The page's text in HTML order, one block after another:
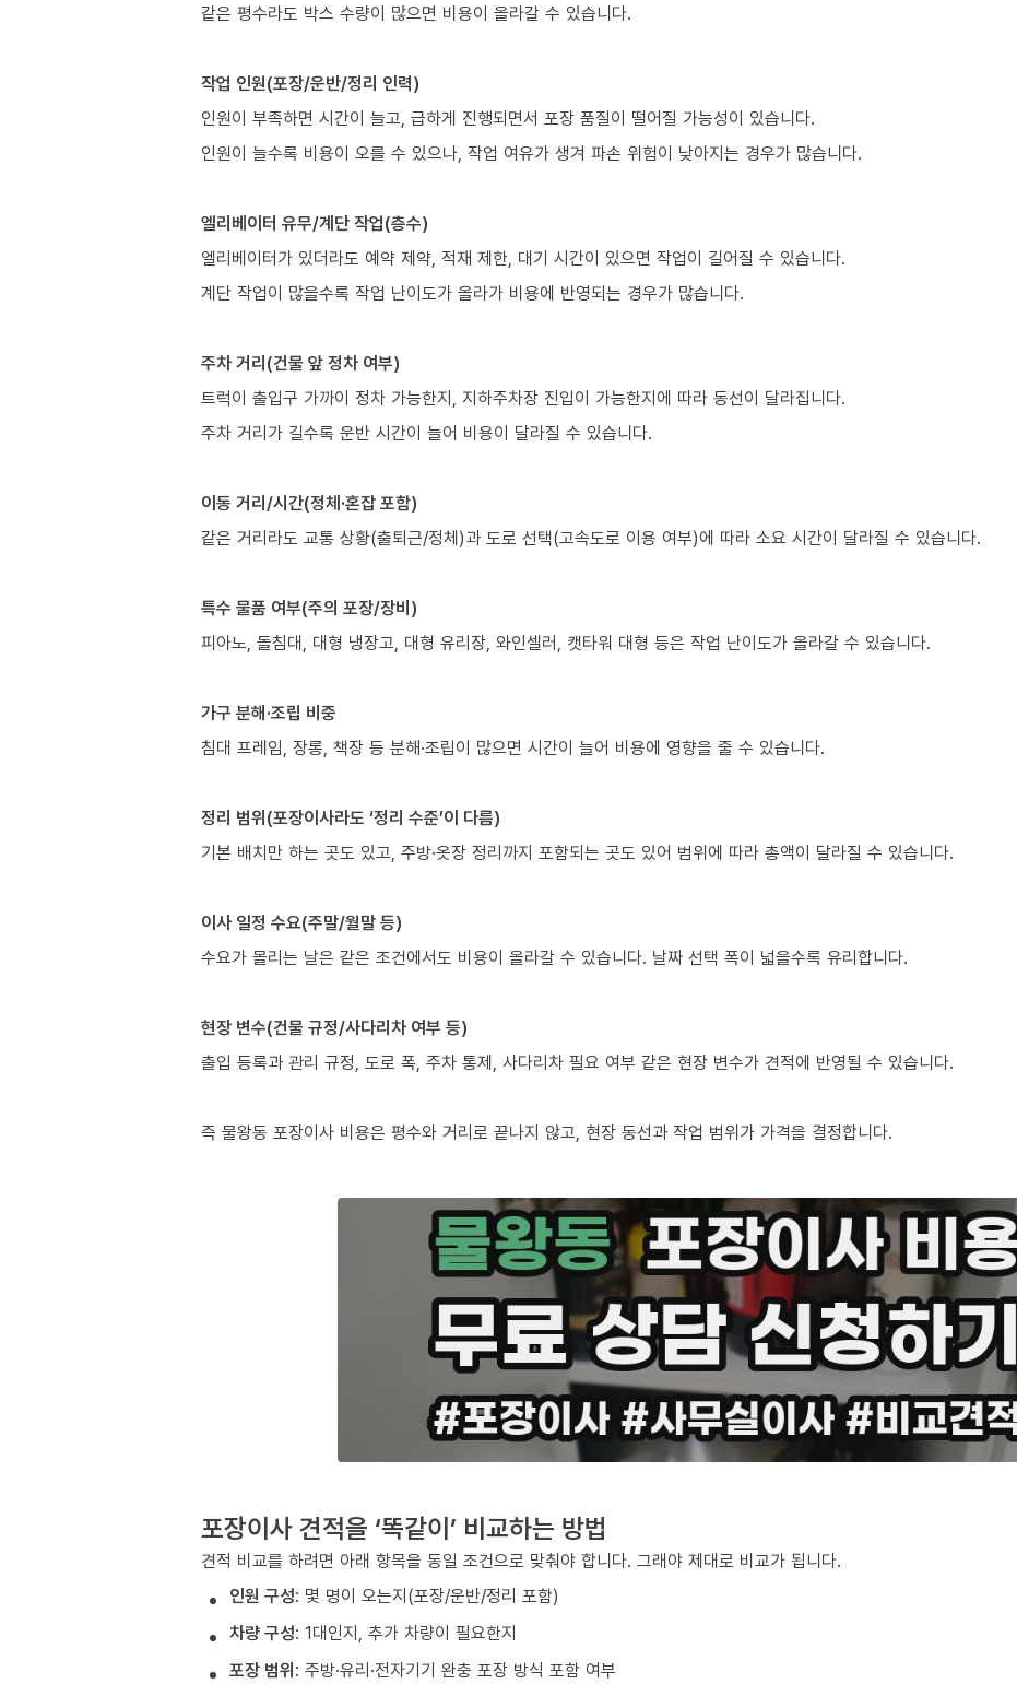
같은 평수라도 박스 수량이 많으면 비용이 올라갈 수 있습니다.
작업 인원(포장/운반/정리 인력)
인원이 부족하면 시간이 늘고, 급하게 진행되면서 포장 품질이 떨어질 가능성이 있습니다.
인원이 늘수록 비용이 오를 수 있으나, 작업 여유가 생겨 파손 위험이 낮아지는 경우가 많습니다.
엘리베이터 유무/계단 작업(층수)
엘리베이터가 있더라도 예약 제약, 적재 제한, 대기 시간이 있으면 작업이 길어질 수 있습니다.
계단 작업이 많을수록 작업 난이도가 올라가 비용에 반영되는 경우가 많습니다.
주차 거리(건물 앞 정차 여부)
트럭이 출입구 가까이 정차 가능한지, 지하주차장 진입이 가능한지에 따라 동선이 달라집니다.
주차 거리가 길수록 운반 시간이 늘어 비용이 달라질 수 있습니다.
이동 거리/시간(정체·혼잡 포함)
같은 거리라도 교통 상황(출퇴근/정체)과 도로 선택(고속도로 이용 여부)에 따라 소요 시간이 달라질 수 있습니다.
특수 물품 여부(주의 포장/장비)
피아노, 돌침대, 대형 냉장고, 대형 유리장, 와인셀러, 캣타워 대형 등은 작업 난이도가 올라갈 수 있습니다.
가구 분해·조립 비중
침대 프레임, 장롱, 책장 등 분해·조립이 많으면 시간이 늘어 비용에 영향을 줄 수 있습니다.
정리 범위(포장이사라도 ‘정리 수준’이 다름)
기본 배치만 하는 곳도 있고, 주방·옷장 정리까지 포함되는 곳도 있어 범위에 따라 총액이 달라질 수 있습니다.
이사 일정 수요(주말/월말 등)
수요가 몰리는 날은 같은 조건에서도 비용이 올라갈 수 있습니다. 날짜 선택 폭이 넓을수록 유리합니다.
현장 변수(건물 규정/사다리차 여부 등)
출입 등록과 관리 규정, 도로 폭, 주차 통제, 사다리차 필요 여부 같은 현장 변수가 견적에 반영될 수 있습니다.
즉 물왕동 포장이사 비용은 평수와 거리로 끝나지 않고, 현장 동선과 작업 범위가 가격을 결정합니다.
포장이사 견적을 ‘똑같이’ 비교하는 방법
견적 비교를 하려면 아래 항목을 동일 조건으로 맞춰야 합니다. 그래야 제대로 비교가 됩니다.
인원 구성: 몇 명이 오는지(포장/운반/정리 포함)
차량 구성: 1대인지, 추가 차량이 필요한지
포장 범위: 주방·유리·전자기기 완충 포장 방식 포함 여부